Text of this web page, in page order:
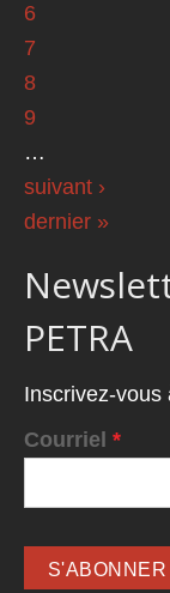
6
7
8
9
…
suivant ›
dernier »
PETRA
Inscrivez-vous
Courriel *